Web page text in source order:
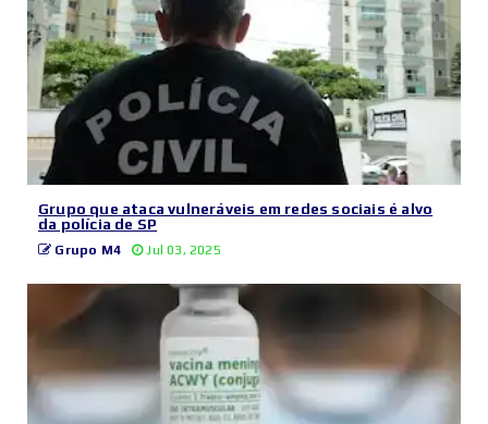
Grupo que ataca vulneráveis em redes sociais é alvo
da polícia de SP
Grupo M4 Jul 03, 2025